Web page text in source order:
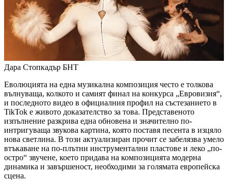
Дара Стопкадър БНТ
Еволюцията на една музикална композиция често е толкова
вълнуваща, колкото и самият финал на конкурса „Евровизия“,
и последното видео в официалния профил на състезанието в
TikTok е живото доказателство за това. Представеното
изпълнение разкрива една обновена и значително по-
интригуваща звукова картина, която поставя песента в изцяло
нова светлина. В този актуализиран прочит се забелязва умело
втъкаване на по-плътни инструментални пластове и леко „по-
остро“ звучене, което придава на композицията модерна
динамика и завършеност, необходими за голямата европейска
сцена.